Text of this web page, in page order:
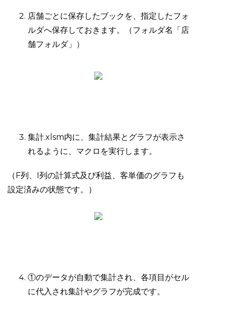
店舗ごとに保存したブックを、指定したフォ
ルダへ保存しておきます。（フォルダ名「店
舗フォルダ」）
集計.xlsm内に、集計結果とグラフが表示さ
れるように、マクロを実行します。
（F列、I列の計算式及び利益、客単価のグラフも
設定済みの状態です。）
①のデータが自動で集計され、各項目がセル
に代入され集計やグラフが完成です。